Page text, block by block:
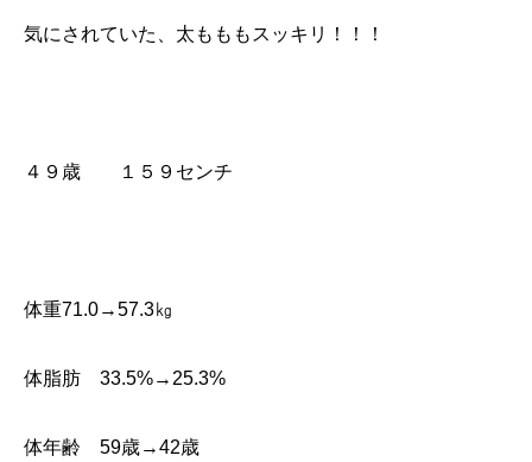
気にされていた、太もももスッキリ！！！
４９歳 １５９センチ
体重71.0→57.3㎏
体脂肪 33.5%→25.3%
体年齢 59歳→42歳